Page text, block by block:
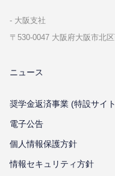
⼤阪⽀社
〒530-0047 ⼤阪府⼤阪市北
ニュース
奨学金返済事業 (特設サイ
電子公告
個⼈情報保護⽅針
情報セキュリティ⽅針